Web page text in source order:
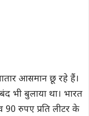
आसमान छू रहे हैं।
भी बुलाया था। भारत
90 रुपए प्रति लीटर के